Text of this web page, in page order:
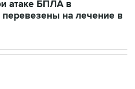
атаке БПЛА в
на лечение в